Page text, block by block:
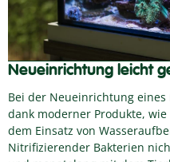
Neueinrichtung leicht
Bei der Neueinrichtung
dank moderner Produkte,
dem Einsatz von
Nitrifizierender Bakterien